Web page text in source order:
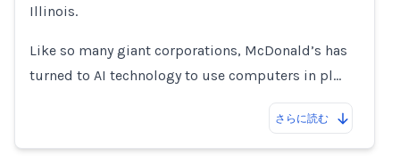
Illinois.
Like so many giant corporations, McDonald’s has
turned to AI technology to use computers in pl…
さらに読む